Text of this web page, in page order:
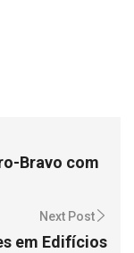
Bravo com
Next Post
em Edifícios